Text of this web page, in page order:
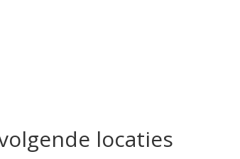
locaties